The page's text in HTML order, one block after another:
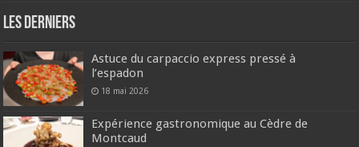
Les derniers
Astuce du carpaccio express pressé à
l’espadon
18 mai 2026
Expérience gastronomique au Cèdre de
Montcaud